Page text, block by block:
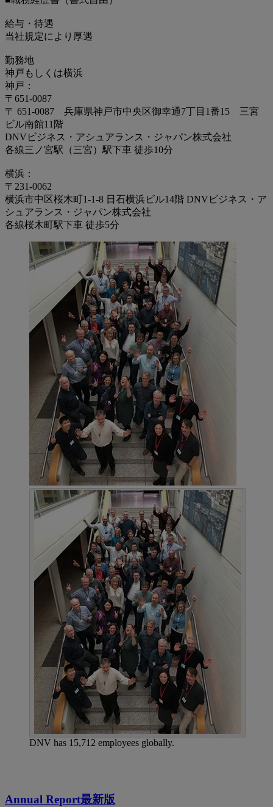
給与・待遇
当社規定により厚遇
勤務地
神戸もしくは横浜
神戸：
〒651-0087
〒 651-0087 兵庫県神戸市中央区御幸通7丁目1番15 三宮
ビル南館11階
DNVビジネス・アシュアランス・ジャパン株式会社
各線三ノ宮駅（三宮）駅下車 徒歩10分
横浜：
〒231-0062
横浜市中区桜木町1-1-8 日石横浜ビル14階 DNVビジネス・ア
シュアランス・ジャパン株式会社
各線桜木町駅下車 徒歩5分
DNV has 15,712 employees globally.
Annual Report最新版